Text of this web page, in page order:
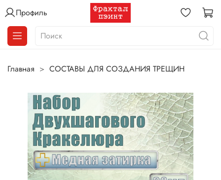
Профиль
Главная СОСТАВЫ ДЛЯ СОЗДАНИЯ ТРЕЩИН